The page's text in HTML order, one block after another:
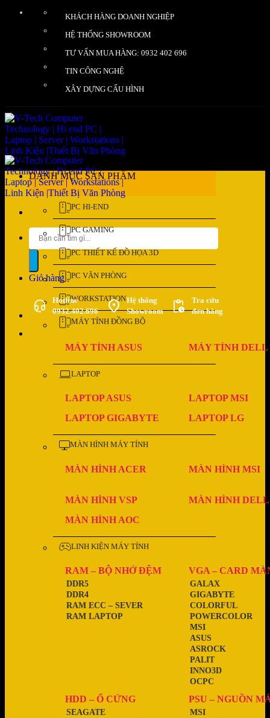
KHÁCH HÀNG DOANH NGHIỆP
HỆ THỐNG SHOWROOM
TƯ VẤN MUA HÀNG: 0932 402 696
TIN CÔNG NGHỆ
XÂY DỰNG CẤU HÌNH
Tìm
kiếm:
Giỏ hàng
Hotline
0932.402.696
Hệ thống
Showroom
Tra cứu
đơn hàng
DANH MỤC SẢN PHẨM
PC HI-END
PC GAMING
PC THIẾT KẾ ĐỒ HỌA 3D
PC VĂN PHÒNG
WORKSTATION
MÁY TÍNH ĐỒNG BỘ
MÁY TÍNH ASUS MÁY TÍNH DELL
LAPTOP
LAPTOP ASUS
LAPTOP MSI
LAPTOP GIGABYTE
LAPTOP LG
MÀN HÌNH MÁY TÍNH
MÀN HÌNH ACER MÀN HÌNH MSI
MÀN HÌNH VSP
MÀN HÌNH DELL
MÀN HÌNH AOC
LINH KIỆN MÁY TÍNH
RAM – BỘ NHỚ ĐỆM
RAM LAPTOP
RAM ECC – SEVER
DDR4
DDR5
VGA – CARD
OCPC
INNO3D
PALIT
ASROCK
ASUS
MSI
POWERCOLOR
COLORFUL
GIGABYTE
GALAX
HDD – Ổ CỨNG
SEAGATE
PSU – NGUỒN
MSI